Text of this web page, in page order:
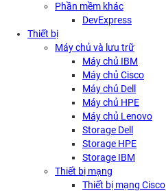
Phần mềm khác
DevExpress
Thiết bị
Máy chủ và lưu trữ
Máy chủ IBM
Máy chủ Cisco
Máy chủ Dell
Máy chủ HPE
Máy chủ Lenovo
Storage Dell
Storage HPE
Storage IBM
Thiết bị mạng
Thiết bị mạng Cisco